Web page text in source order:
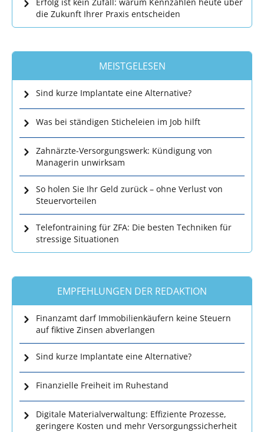
die Zukunft Ihrer Praxis entscheiden
MEISTGELESEN
Sind kurze Implantate eine Alternative?
Was bei ständigen Sticheleien im Job hilft
Zahnärzte-Versorgungswerk: Kündigung von
Managerin unwirksam
So holen Sie Ihr Geld zurück – ohne Verlust von
Steuervorteilen
Telefontraining für ZFA: Die besten Techniken für
stressige Situationen
EMPFEHLUNGEN DER REDAKTION
Finanzamt darf Immobilienkäufern keine Steuern
auf fiktive Zinsen abverlangen
Sind kurze Implantate eine Alternative?
Finanzielle Freiheit im Ruhestand
Digitale Materialverwaltung: Effiziente Prozesse,
geringere Kosten und mehr Versorgungssicherheit